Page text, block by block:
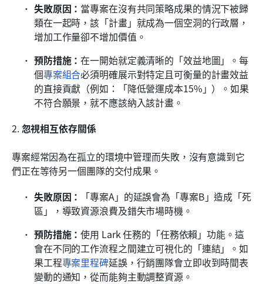
失敗原因： 當專案在沒有共同策略成果的情況下被歸
類在一起時，該「計畫」就成為一個空洞的行政層，
增加工作量卻不增加價值。
預防措施：在一開始就定義清晰的「效益地圖」。每
個專案組合必須明確展示對特定且可衡量的計畫效益
的直接貢獻（例如：「降低營運成本15%」）。如果
不符合願景，就不應該納入該計畫。
2. 忽視相互依存關係
專案經常因為在孤立的環境中管理而失敗，沒有意識到它
們正在等待另一個團隊的交付成果。
失敗原因：
「專案A」的延誤會為「專案B」造成「死
區」，導致資源浪費及錯失市場時機。
預防措施：使用 Lark 任務的「任務依賴」功能。這
會在不同的工作流程之間建立可視化的「連結」。如
果工程專案里程碑延誤，行銷團隊會立即收到時間表
變動的通知，從而能夠主動調整資源。